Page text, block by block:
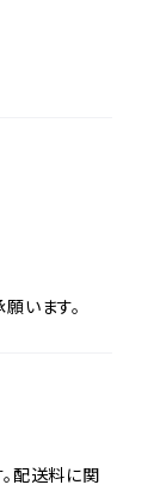
います。
配送料に関